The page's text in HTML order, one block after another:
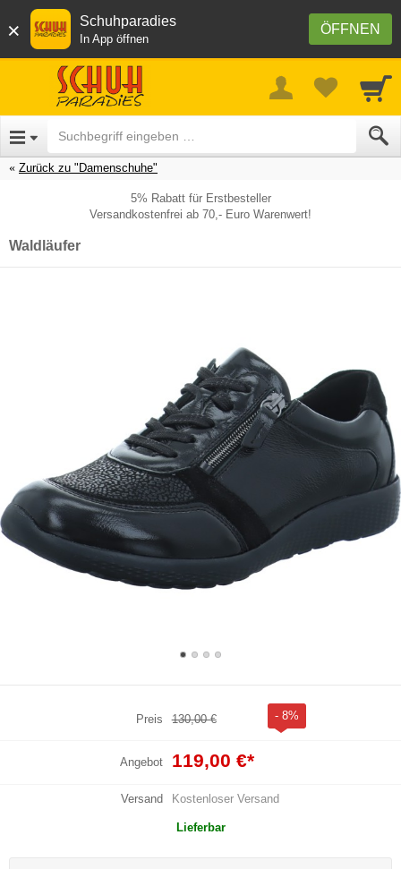
× ÖFFNEN
Schuhparadies
In App öffnen
Zurück zu "Damenschuhe"
5% Rabatt für Erstbesteller
Versandkostenfrei ab 70,- Euro Warenwert!
Waldläufer
Preis 130,00 € - 8%
Angebot 119,00 €*
Versand Kostenloser Versand
Lieferbar